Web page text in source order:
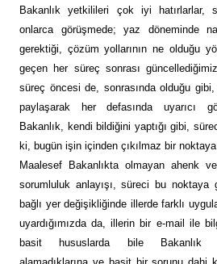
Bakanlık yetkilileri çok iyi hatırlarlar,
onlarca görüşmede; yaz döneminde
gerektiği, çözüm yollarının ne olduğu
geçen her süreç sonrası
süreç öncesi de, sonrasında olduğu gibi,
paylaşarak her defasında uyarıcı
Bakanlık, kendi bildiğini yaptığı gibi,
ki, bugün işin içinden çıkılmaz bir
Maalesef Bakanlıkta olmayan ahenk
sorumluluk anlayışı, süreci bu noktaya
bağlı yer değişikliğinde illerde farklı
uyardığımızda da, illerin bir e-mail ile
basit hususlarda bile Bakanlık